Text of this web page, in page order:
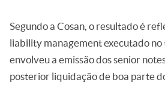
Segundo a Cosan, o resultado é
liability management executado
envolveu a emissão dos senior
posterior liquidação de boa parte